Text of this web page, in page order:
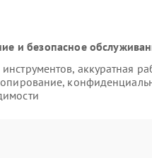
и безопасное
аккуратная